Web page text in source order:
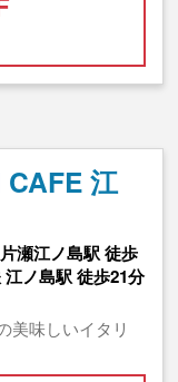
江
瀬江ノ島駅 徒歩
ノ島駅 徒歩21分
美味しいイタリ